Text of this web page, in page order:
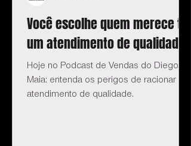
Você escolhe quem merece ter
um atendimento de qualidade?
Hoje no Podcast de Vendas do Diego
Maia: entenda os perigos de racionar o
atendimento de qualidade.